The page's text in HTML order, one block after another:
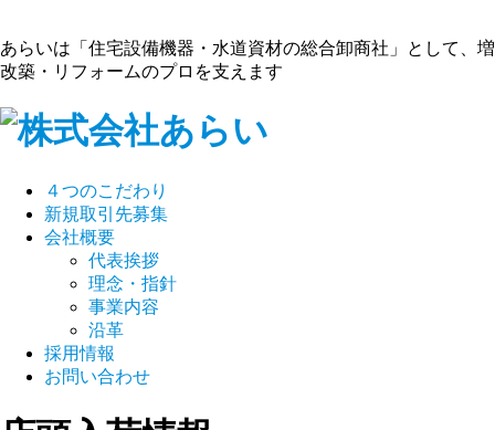
あらいは「住宅設備機器・水道資材の総合卸商社」として、増
改築・リフォームのプロを支えます
４つのこだわり
新規取引先募集
会社概要
代表挨拶
理念・指針
事業内容
沿革
採用情報
お問い合わせ